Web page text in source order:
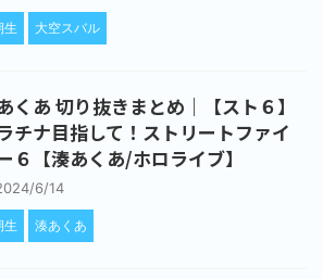
生 大空スバル
くあ 切り抜きまとめ｜【スト６】
チナ目指して！ストリートファイ
６【湊あくあ/ホロライブ】
6/14
生 湊あくあ